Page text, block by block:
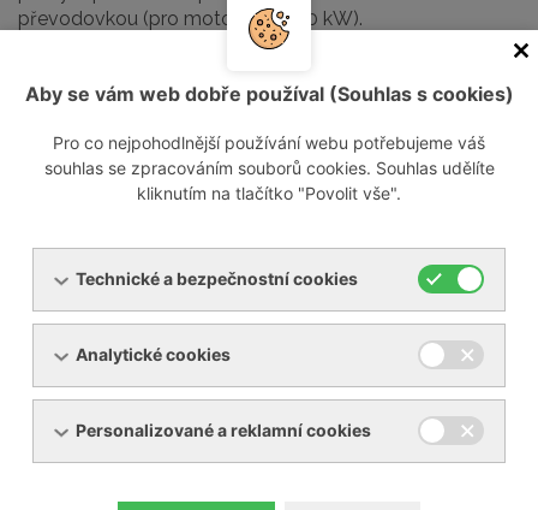
převodovkou (pro motory do 500 kW).
Výstupní tlumič
Širokopásmová rezonanční komora
bez zvukově izolačního materiálu
Soubory ke stažení
cat_blowers_s20_03d08c-1-ad663.pdf [PDF,
Aby se vám web dobře používal (Souhlas s cookies)
Pro co nejpohodlnější používání webu potřebujeme váš
souhlas se zpracováním souborů cookies. Souhlas udělíte
kliknutím na tlačítko "Povolit vše".
Technické a bezpečnostní cookies
Analytické cookies
Personalizované a reklamní cookies